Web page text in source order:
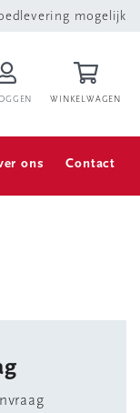
mogelijk
WINKELWAGEN
ons Contact